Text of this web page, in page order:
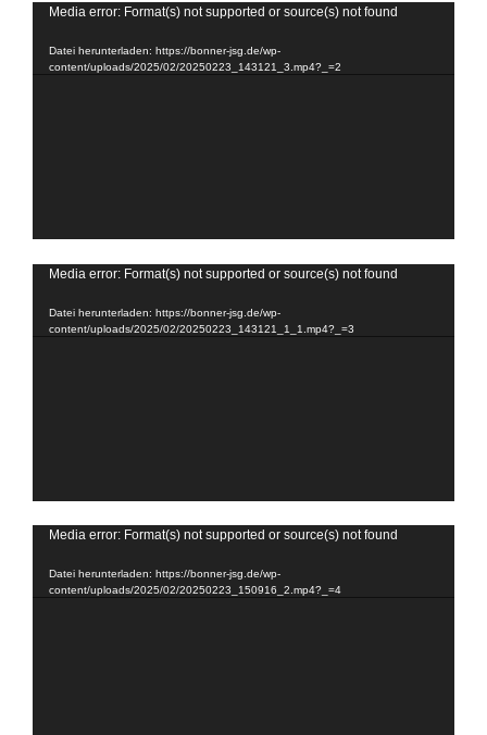
Video-
Media error: Format(s) not supported or source(s) not found
Datei herunterladen: https://bonner-jsg.de/wp-
content/uploads/2025/02/20250223_143121_3.mp4?_=2
Video-
Media error: Format(s) not supported or source(s) not found
Datei herunterladen: https://bonner-jsg.de/wp-
content/uploads/2025/02/20250223_143121_1_1.mp4?_=3
Video-
Media error: Format(s) not supported or source(s) not found
Datei herunterladen: https://bonner-jsg.de/wp-
content/uploads/2025/02/20250223_150916_2.mp4?_=4